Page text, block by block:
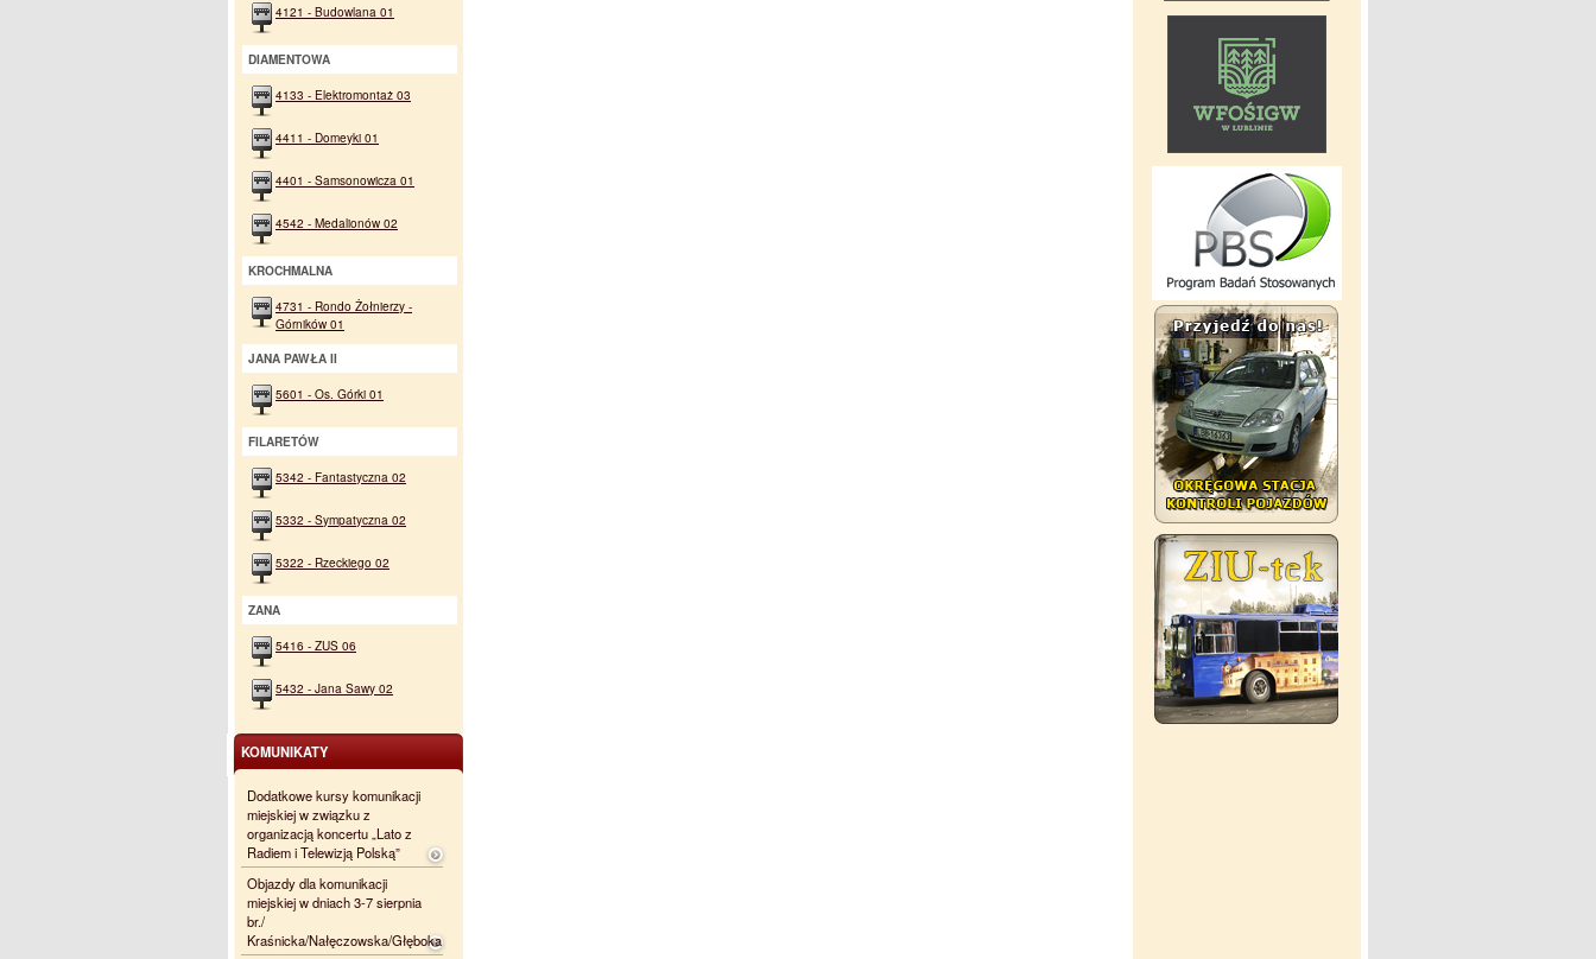
4121 - Budowlana 01
DIAMENTOWA
4133 - Elektromontaż 03
4411 - Domeyki 01
4401 - Samsonowicza 01
4542 - Medalionów 02
KROCHMALNA
4731 - Rondo Żołnierzy -
Górników 01
JANA PAWŁA II
5601 - Os. Górki 01
FILARETÓW
5342 - Fantastyczna 02
5332 - Sympatyczna 02
5322 - Rzeckiego 02
ZANA
5416 - ZUS 06
5432 - Jana Sawy 02
KOMUNIKATY
Dodatkowe kursy komunikacji
miejskiej w związku z
organizacją koncertu „Lato z
Radiem i Telewizją Polską”
Objazdy dla komunikacji
miejskiej w dniach 3-7 sierpnia
br./
Kraśnicka/Nałęczowska/Głęboka